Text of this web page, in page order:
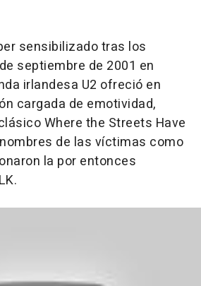
sensibilizado tras los
septiembre de 2001 en
irlandesa U2 ofreció en
cargada de emotividad,
Where the Streets Have
de las víctimas como
la por entonces